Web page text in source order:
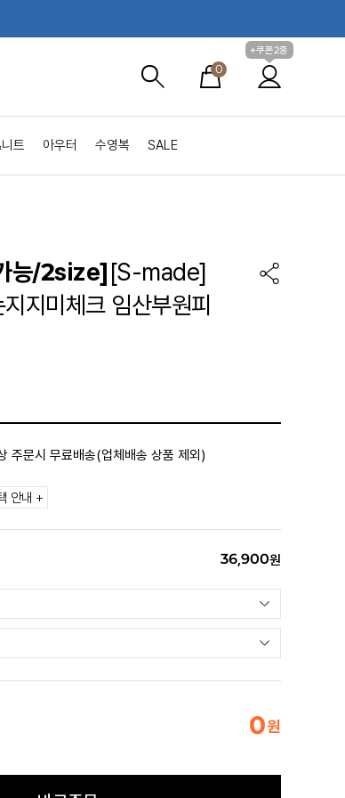
0
+쿠폰2종
트 아우터 수영복 SALE
능/2size][S-made]
지미체크 임산부원피
주문시 무료배송(업체배송 상품 제외)
안내 +
36,900원
0원